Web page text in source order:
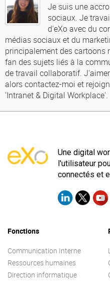
Je suis une
sociaux. Je
d'eXo avec du
médias sociaux et du
principalement des cartoons
fan des sujets liés à la
de travail collaboratif.
alors contactez-moi et
'Intranet & Digital Workplace'.
Une digital
l'utilisateur
connectés et
Fonctions
Communication Interne
Ressources humaines
Direction informatique